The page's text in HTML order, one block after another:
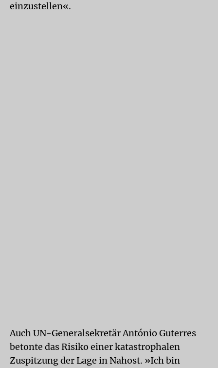
einzustellen«.
Auch UN-Generalsekretär António Guterres
betonte das Risiko einer katastrophalen
Zuspitzung der Lage in Nahost. »Ich bin